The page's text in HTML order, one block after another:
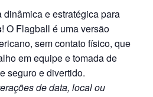
e estratégica para
! O Flagball é uma versão
sem contato físico, que
em equipe e tomada de
seguro e divertido.
de data, local ou